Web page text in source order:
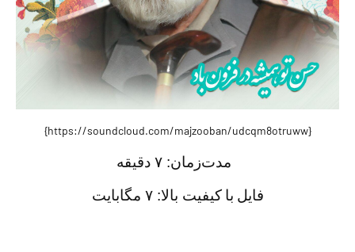
{https://soundcloud.com/majzooban/udcqm8otruww}
مدت‌زمان:۷ دقيقه
فايل باکیفیت بالا: ۷ مگابایت